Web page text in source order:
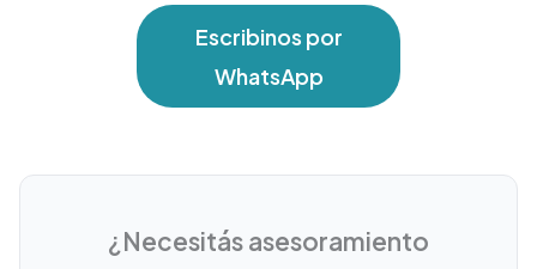
Escribinos por
WhatsApp
¿Necesitás asesoramiento